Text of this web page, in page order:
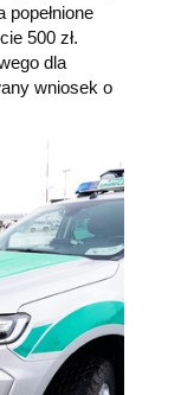
popełnione
500 zł.
dla
wniosek o